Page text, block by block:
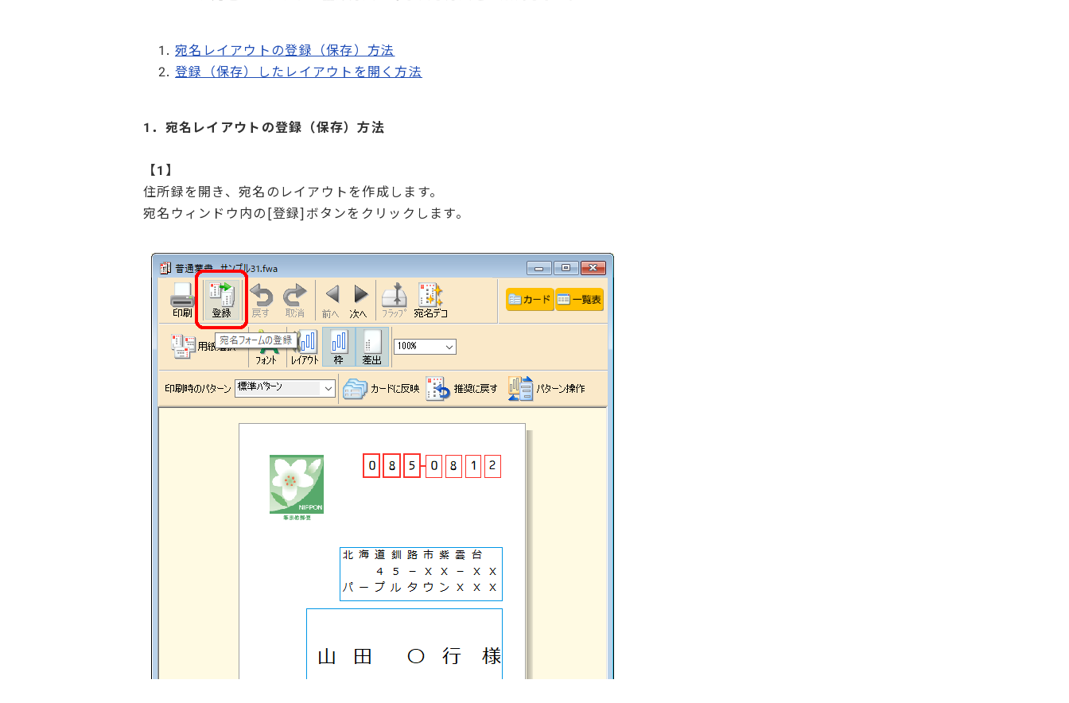
宛名レイアウトの登録（保存）方法
登録（保存）したレイアウトを開く方法
1．宛名レイアウトの登録（保存）方法
【1】
住所録を開き、宛名のレイアウトを作成します。
宛名ウィンドウ内の[登録]ボタンをクリックします。